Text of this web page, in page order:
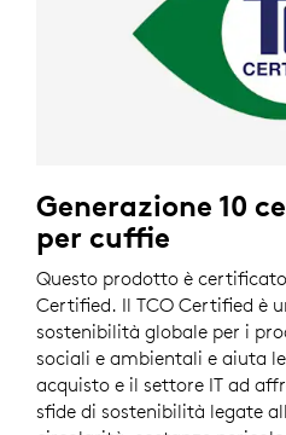
Generazione 10
per cuffie
Questo prodotto è
Certified. Il TCO Certified è
sostenibilità globale per i
sociali e ambientali e aiuta
acquisto e il settore IT ad
sfide di sostenibilità legate